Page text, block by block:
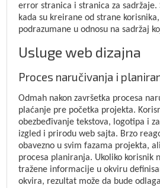
error stranica i stranica za sadržaje.
kada su kreirane od strane
podrazumane u odnosu na sadržaj
Usluge web dizajna
Proces naručivanja i
Odmah nakon završetka procesa
plaćanje pre početka projekta.
obezbeđivanje tekstova, logotipa i
izgled i prirodu web sajta. Brzo
obavezno u svim fazama projekta,
procesa planiranja. Ukoliko korisnik
tražene informacije u okviru
okvira, rezultat može da bude